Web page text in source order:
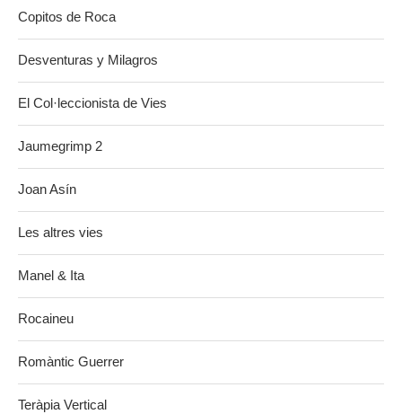
Copitos de Roca
Desventuras y Milagros
El Col·leccionista de Vies
Jaumegrimp 2
Joan Asín
Les altres vies
Manel & Ita
Rocaineu
Romàntic Guerrer
Teràpia Vertical